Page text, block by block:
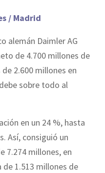
/ Madrid
alemán Daimler AG
de 4.700 millones de
2.600 millones en
sobre todo al
en un 24 %, hasta
Así, consiguió un
7.274 millones, en
1.513 millones de